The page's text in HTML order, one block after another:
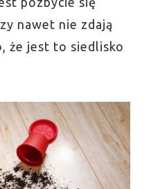
nawet nie zdają
że jest to siedlisko